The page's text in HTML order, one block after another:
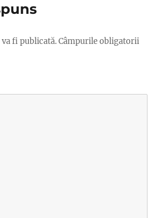
va fi publicată. Câmpurile obligatorii